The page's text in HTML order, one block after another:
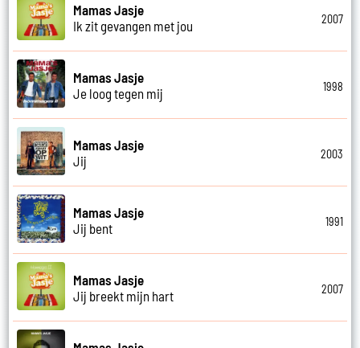
Mamas Jasje
Ik zit gevangen met jou
2007
Mamas Jasje
Je loog tegen mij
1998
Mamas Jasje
Jij
2003
Mamas Jasje
Jij bent
1991
Mamas Jasje
Jij breekt mijn hart
2007